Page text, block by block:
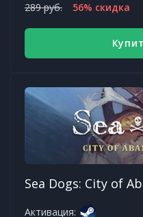
289 руб. 56% скидка
Sea Dogs: City of
Активация: